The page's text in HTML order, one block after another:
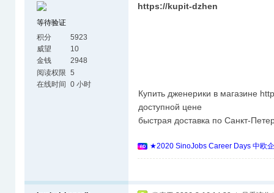
等待验证
积分
5923
威望
10
金钱
2948
阅读权限 5
在线时间 0 小时
https://kupit-dzhen
Купить дженерики в магазине
доступной цене
быстрая доставка по Санкт-
★2020 SinoJobs Career Days 中欧